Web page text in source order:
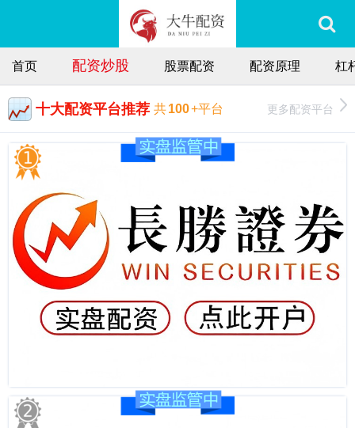
首页 配资炒股 股票配资 配资原理 杠
十大配资平台推荐 共100+平台 更多配资平台